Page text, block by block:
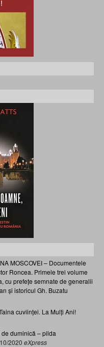
MOSCOVEI – Documentele
Roncea. Primele trei volume
cu prefețe semnate de generalii
și istoricul Gh. Buzatu
cuviinței. La Mulți Ani!
duminică – pilda
2020 eXpress